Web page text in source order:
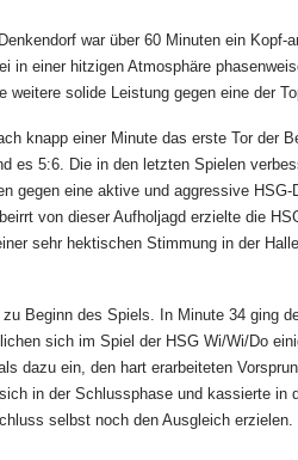
war über 60 Minuten ein
einer hitzigen Atmosphäre
solide Leistung gegen eine der
knapp einer Minute das erste Tor
es 5:6. Die in den letzten Spielen
gegen eine aktive und aggressive
von dieser Aufholjagd erzielte die
sehr hektischen Stimmung in der
Beginn des Spiels. In Minute 34
sich im Spiel der HSG Wi/Wi/Do
dazu ein, den hart erarbeiteten
in der Schlussphase und kassierte
selbst noch den Ausgleich